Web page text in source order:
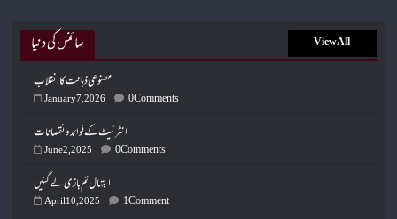
سائنس کی دنیا View All
مصنوعی ذہانت کا انقلاب
January 7, 2026 0 Comments
انٹرنیٹ کے فوائد و نقصانات
June 2, 2025 0 Comments
ابتہال تم بازی لے گئیں
April 10, 2025 1 Comment